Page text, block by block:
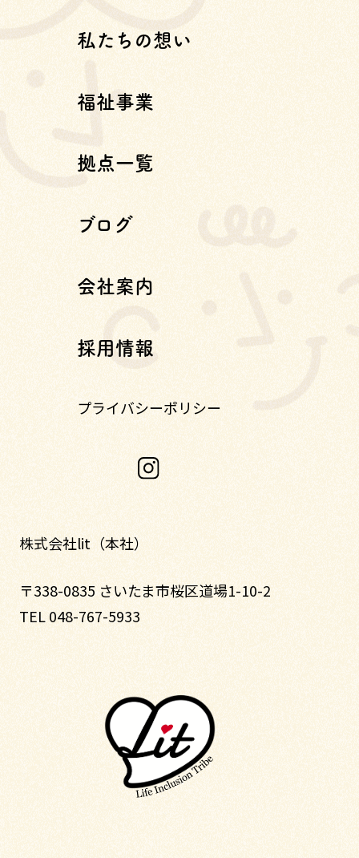
私たちの想い
福祉事業
拠点一覧
ブログ
会社案内
採用情報
プライバシーポリシー
株式会社lit（本社）
〒338-0835 さいたま市桜区道場1-10-2
TEL 048-767-5933